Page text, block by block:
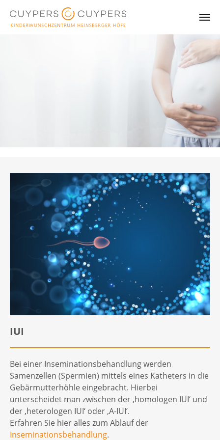
Skip to main content
IUI
Bei einer Inseminationsbehandlung werden
Samenzellen (Spermien) mittels eines Katheters in die
Gebärmutterhöhle eingebracht. Hierbei
unterscheidet man zwischen der ‚homologen IUI‘ und
der ‚heterologen IUI‘ oder ‚A-IUI‘.
Erfahren Sie hier alles zum Ablauf der
Inseminationsbehandlung.